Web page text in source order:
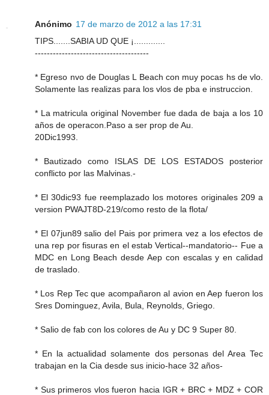
Anónimo 17 de marzo de 2012 a las 17:31
TIPS.......SABIA UD QUE ¡.............
--------------------------------------
* Egreso nvo de Douglas L Beach con muy pocas hs de vlo.
Solamente las realizas para los vlos de pba e instruccion.
* La matricula original November fue dada de baja a los 10
años de operacon.Paso a ser prop de Au.
20Dic1993.
* Bautizado como ISLAS DE LOS ESTADOS posterior
conflicto por las Malvinas.-
* El 30dic93 fue reemplazado los motores originales 209 a
version PWAJT8D-219/como resto de la flota/
* El 07jun89 salio del Pais por primera vez a los efectos de
una rep por fisuras en el estab Vertical--mandatorio-- Fue a
MDC en Long Beach desde Aep con escalas y en calidad
de traslado.
* Los Rep Tec que acompañaron al avion en Aep fueron los
Sres Dominguez, Avila, Bula, Reynolds, Griego.
* Salio de fab con los colores de Au y DC 9 Super 80.
* En la actualidad solamente dos personas del Area Tec
trabajan en la Cia desde sus inicio-hace 32 años-
* Sus primeros vlos fueron hacia IGR + BRC + MDZ + COR